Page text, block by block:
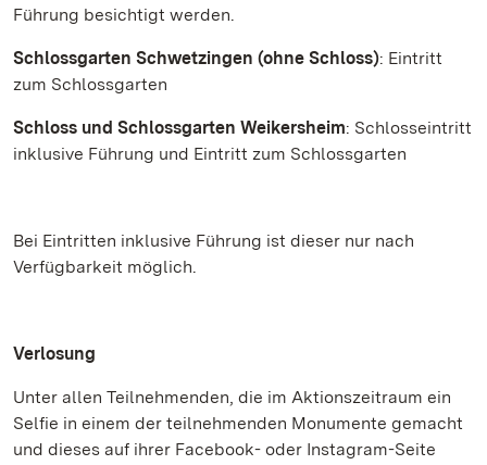
Führung besichtigt werden.
Schlossgarten Schwetzingen (ohne Schloss): Eintritt
zum Schlossgarten
Schloss und Schlossgarten Weikersheim: Schlosseintritt
inklusive Führung und Eintritt zum Schlossgarten
Bei Eintritten inklusive Führung ist dieser nur nach
Verfügbarkeit möglich.
Verlosung
Unter allen Teilnehmenden, die im Aktionszeitraum ein
Selfie in einem der teilnehmenden Monumente gemacht
und dieses auf ihrer Facebook- oder Instagram-Seite